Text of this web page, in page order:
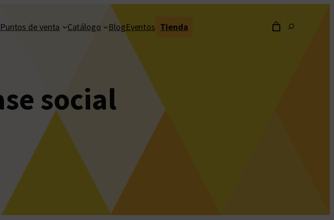
Puntos de venta Catálogo BlogEventos Tienda
social